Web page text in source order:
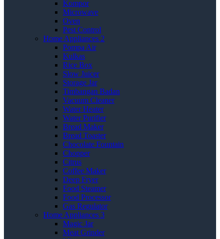
Kompor
Microwave
Oven
Pest Control
Home Appliances 2
Pompa Air
Kulkas
Rice Box
Slow Juicer
Storage Jar
Timbangan Badan
Vacuum Cleaner
Water Heater
Water Purifier
Bread Maker
Bread Toaster
Chocolate Fountain
Chopper
Citrus
Coffee Maker
Deep Fryer
Food Steamer
Food Processor
Gas Regulator
Home Appliances 3
Magic Jar
Meat Grinder